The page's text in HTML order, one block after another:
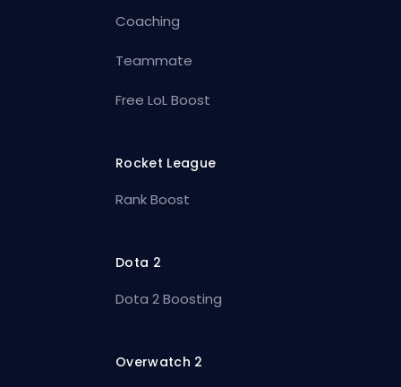
Coaching
Teammate
Free LoL Boost
Rocket League
Rank Boost
Dota 2
Dota 2 Boosting
Overwatch 2